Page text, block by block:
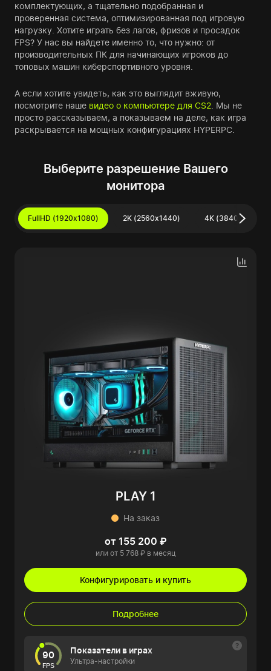
комплектующих, а тщательно подобранная и
проверенная система, оптимизированная под игровую
нагрузку. Хотите играть без лагов, фризов и просадок
FPS? У нас вы найдете именно то, что нужно: от
производительных ПК для начинающих игроков до
топовых машин киберспортивного уровня.
А если хотите увидеть, как это выглядит вживую,
посмотрите наше видео о компьютере для CS2 . Мы не
просто рассказываем, а показываем на деле, как игра
раскрывается на мощных конфигурациях HYPERPC.
Выберите разрешение Вашего
монитора
FullHD (1920x1080) 2K (2560x1440) 4K (3840x2160)
PLAY 1
На заказ
от 155 200 ₽
или от 5 768 ₽ в месяц
Конфигурировать и купить
Подробнее
90
FPS
Показатели в играх
Ультра-настройки